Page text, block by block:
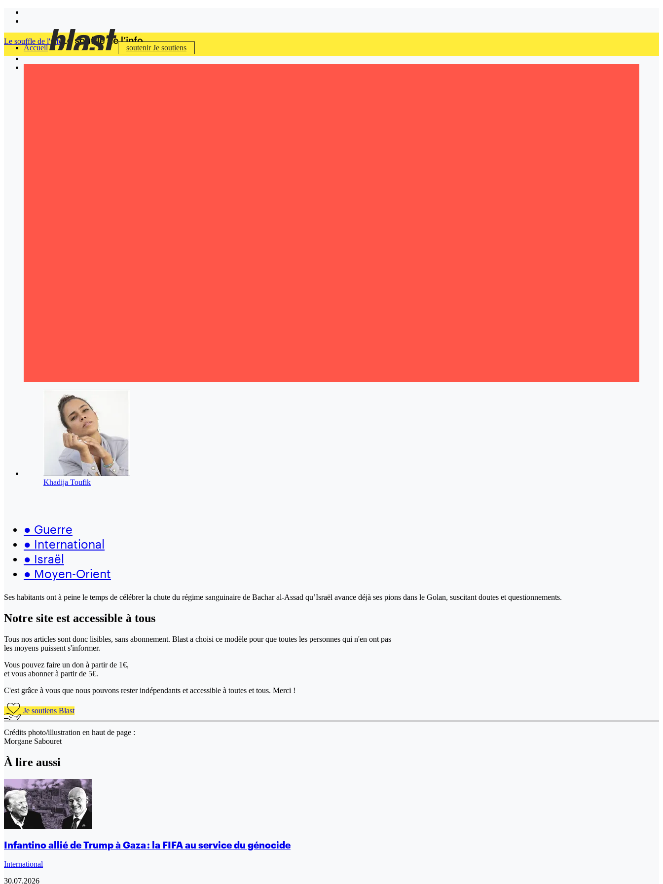
Accueil soutenirJe soutiens
Le souffle de l'info
Khadija Toufik
● Guerre
● International
● Israël
● Moyen-Orient
Ses habitants ont à peine le temps de célébrer la chute du régime sanguinaire de Bachar al-Assad qu’Israël avance déjà ses pions dans le Golan, suscitant doutes et questionnements.
Notre site est accessible à tous
Tous nos articles sont donc lisibles, sans abonnement. Blast a choisi ce modèle pour que toutes les personnes qui n'en ont pas
les moyens puissent s'informer.
Vous pouvez faire un don à partir de 1€,
et vous abonner à partir de 5€.
C'est grâce à vous que nous pouvons rester indépendants et accessible à toutes et tous. Merci !
Je soutiens Blast
Crédits photo/illustration en haut de page :
Morgane Sabouret
À lire aussi
Infantino allié de Trump à Gaza : la FIFA au service du génocide
International
30.07.2026